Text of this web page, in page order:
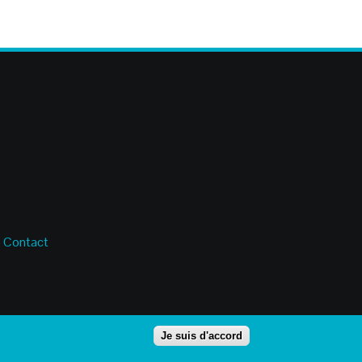
Contact
Je suis d'accord